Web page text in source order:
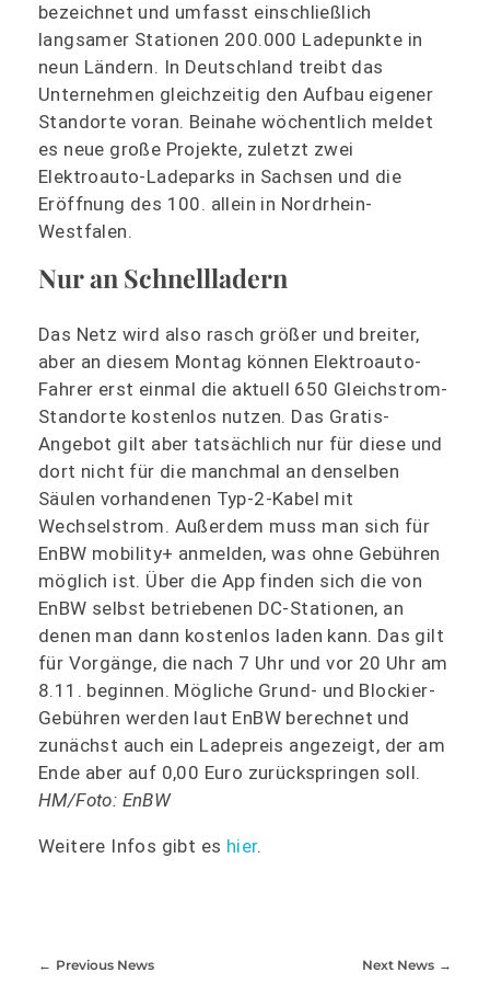
bezeichnet und umfasst einschließlich
langsamer Stationen 200.000 Ladepunkte in
neun Ländern. In Deutschland treibt das
Unternehmen gleichzeitig den Aufbau eigener
Standorte voran. Beinahe wöchentlich meldet
es neue große Projekte, zuletzt zwei
Elektroauto-Ladeparks in Sachsen und die
Eröffnung des 100. allein in Nordrhein-
Westfalen.
Nur an Schnellladern
Das Netz wird also rasch größer und breiter,
aber an diesem Montag können Elektroauto-
Fahrer erst einmal die aktuell 650 Gleichstrom-
Standorte kostenlos nutzen. Das Gratis-
Angebot gilt aber tatsächlich nur für diese und
dort nicht für die manchmal an denselben
Säulen vorhandenen Typ-2-Kabel mit
Wechselstrom. Außerdem muss man sich für
EnBW mobility+ anmelden, was ohne Gebühren
möglich ist. Über die App finden sich die von
EnBW selbst betriebenen DC-Stationen, an
denen man dann kostenlos laden kann. Das gilt
für Vorgänge, die nach 7 Uhr und vor 20 Uhr am
8.11. beginnen. Mögliche Grund- und Blockier-
Gebühren werden laut EnBW berechnet und
zunächst auch ein Ladepreis angezeigt, der am
Ende aber auf 0,00 Euro zurückspringen soll.
HM/Foto: EnBW
Weitere Infos gibt es hier.
Previous News Next News